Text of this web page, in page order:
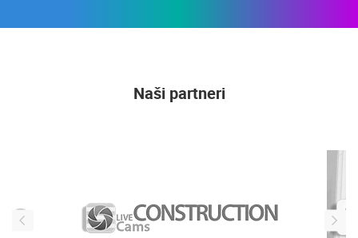
Naši partneri